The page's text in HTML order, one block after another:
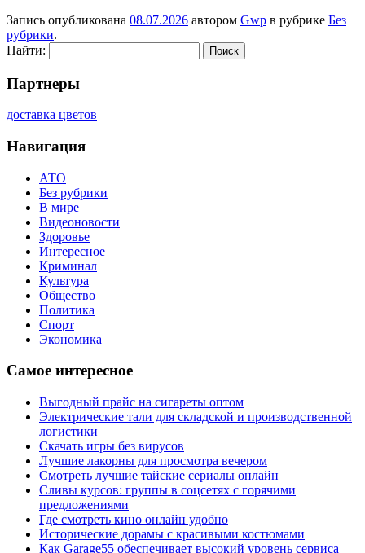
Запись опубликована 08.07.2026 автором Gwp в рубрике Без
рубрики.
Найти:
Партнеры
доставка цветов
Навигация
АТО
Без рубрики
В мире
Видеоновости
Здоровье
Интересное
Криминал
Культура
Общество
Политика
Спорт
Экономика
Самое интересное
Выгодный прайс на сигареты оптом
Электрические тали для складской и производственной
логистики
Скачать игры без вирусов
Лучшие лакорны для просмотра вечером
Смотреть лучшие тайские сериалы онлайн
Сливы курсов: группы в соцсетях с горячими
предложениями
Где смотреть кино онлайн удобно
Исторические дорамы с красивыми костюмами
Как Garage55 обеспечивает высокий уровень сервиса